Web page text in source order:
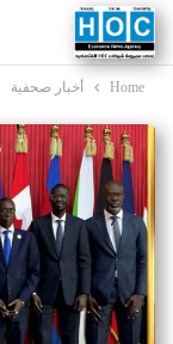
Home أخبار صحفية